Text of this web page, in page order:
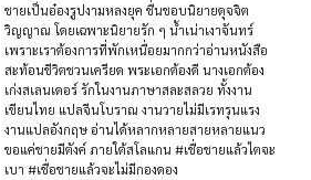
ชายเป็นอ๋องรูปงามหลงยุค ชื่นชอบนิยายดุจจิต
วิญญาณ โดยเฉพาะนิยายรัก ๆ น้ำเน่าเงาจันทร์
เพราะเราต้องการที่พักเหนื่อยมากกว่าอ่านหนังสือ
สะท้อนชีวิตชวนเครียด พระเอกต้องดี นางเอกต้อง
เก่งสเลนเดอร์ รักในงานภาษาสละสลวย ทั้งงาน
เขียนไทย แปลจีนโบราณ งานวายไม่มีเรทรุนแรง
งานแปลอังกฤษ อ่านได้หลากหลายสายหลายแนว
ขอแค่ชายมีตังค์ ภายใต้สโลแกน #เชื่อชายแล้วไตจะ
เบา #เชื่อชายแล้วจะไม่มีกองดอง